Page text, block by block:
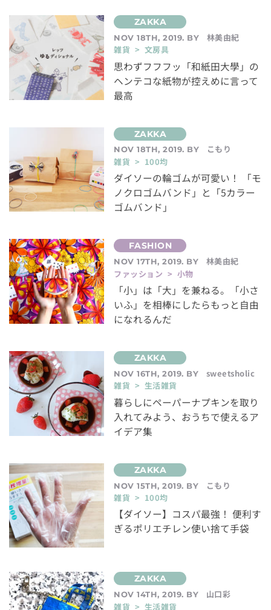
NOV 18TH, 2019. BY
林美由紀
雑貨 > 文房具
思わずフフフッ「和紙田大學」の
ヘンテコな紙物が控えめに言って
最高
NOV 18TH, 2019. BY
こもり
雑貨 > 100均
ダイソーの輪ゴムが可愛い！ 「モ
ノクロゴムバンド」と「5カラー
ゴムバンド」
NOV 17TH, 2019. BY
林美由紀
ファッション > 小物
「小」は「大」を兼ねる。「小さ
いふ」を相棒にしたらもっと自由
になれるんだ
NOV 16TH, 2019. BY
sweetsholic
雑貨 > 生活雑貨
暮らしにペーパーナプキンを取り
入れてみよう、おうちで使えるア
イデア集
NOV 15TH, 2019. BY
こもり
雑貨 > 100均
【ダイソー】コスパ最強！ 便利す
ぎるポリエチレン使い捨て手袋
NOV 14TH, 2019. BY
山口彩
雑貨 > 生活雑貨